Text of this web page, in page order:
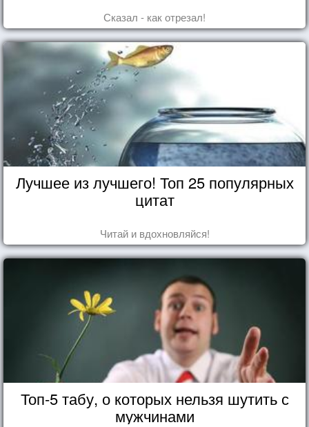
Сказал - как отрезал!
Лучшее из лучшего! Топ 25 популярных
цитат
Читай и вдохновляйся!
Топ-5 табу, о которых нельзя шутить с
мужчинами